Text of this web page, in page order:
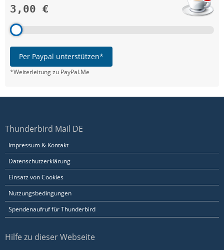
3,00 €
Per Paypal unterstützen*
*Weiterleitung zu PayPal.Me
Thunderbird Mail DE
Impressum & Kontakt
Datenschutzerklärung
Einsatz von Cookies
Nutzungsbedingungen
Spendenaufruf für Thunderbird
Hilfe zu dieser Webseite